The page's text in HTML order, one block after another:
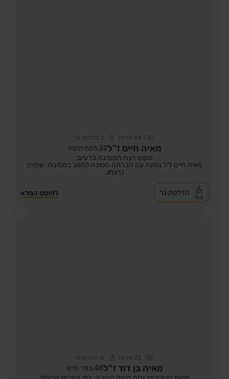
84 צפיות 2 הדליקו נר
מאיה חיים ז"ל22, פתח תקוה
מקום רצח:המסיבה ברעים,
מאיה חיים ז"ל נסעה עם חברתה הטובה לחגוג במסיבה. שתיהן
נרצחו.
לפוסט המלא הדלקת נר
22 צפיות 0 הדליקו נר
מאיה בן דוד ז"ל48, כפר חיים